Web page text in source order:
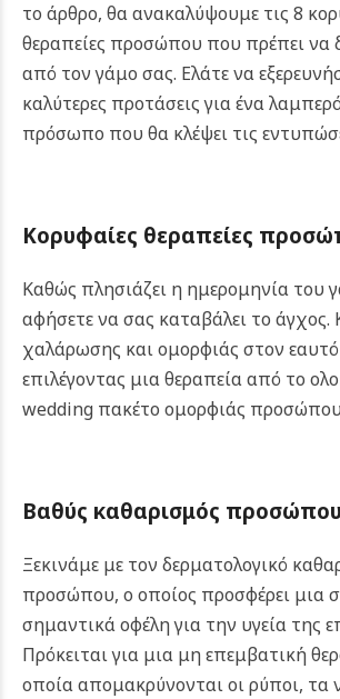
το άρθρο, θα ανακαλύψουμε τις 8
θεραπείες προσώπου που πρέπει να
από τον γάμο σας. Ελάτε να
καλύτερες προτάσεις για ένα
πρόσωπο που θα κλέψει τις
Kορυφαίες θεραπείες
Καθώς πλησιάζει η ημερομηνία του
αφήσετε να σας καταβάλει το άγχος.
χαλάρωσης και ομορφιάς στον
επιλέγοντας μια θεραπεία από το
wedding πακέτο ομορφιάς
Βαθύς καθαρισμός προσώπου
Ξεκινάμε με τον δερματολογικό
προσώπου, ο οποίος προσφέρει μια
σημαντικά οφέλη για την υγεία της
Πρόκειται για μια μη επεμβατική
οποία απομακρύνονται οι ρύποι, τα